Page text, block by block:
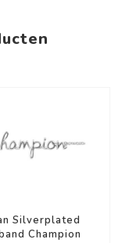
Silverplated
Champion